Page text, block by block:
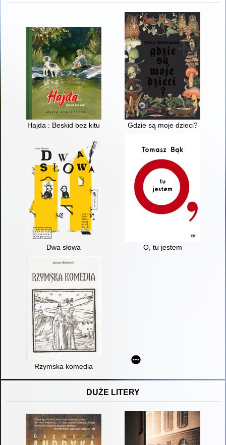
Hajda : Beskid bez kitu Gdzie są moje dzieci?
Dwa słowa O, tu jestem
Rzymska komedia
DUŻE LITERY